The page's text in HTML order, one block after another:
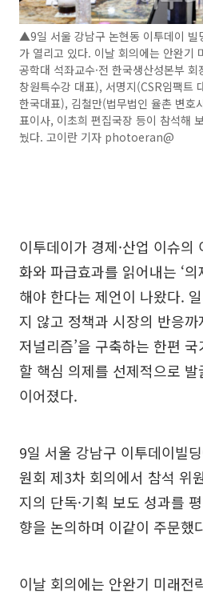
▲9일 서울 강남구 논현동 이투데이 빌
가 열리고 있다. 이날 회의에는 안완기
공학대 석좌교수·전 한국생산성본부
창원특수강 대표), 서명지(CSR임팩트
한국대표), 김철만(법무법인 율촌 변호
표이사, 이초희 편집국장 등이 참석해
눴다. 고이란 기자 photoeran@
이투데이가 경제·산업 이슈의
화와 파급효과를 읽어내는 ‘
해야 한다는 제언이 나왔다.
지 않고 정책과 시장의 반응까
저널리즘’을 구축하는 한편
할 핵심 의제를 선제적으로
이어졌다.
9일 서울 강남구 이투데이빌
원회 제3차 회의에서 참석 위
지의 단독·기획 보도 성과를
향을 논의하며 이같이 주문했
이날 회의에는 안완기 미래전